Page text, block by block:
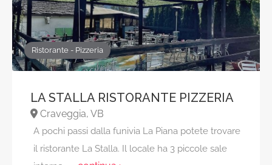
Ristorante - Pizzeria
LA STALLA RISTORANTE PIZZERIA
Craveggia, VB
A pochi passi dalla funivia La Piana potete trovare
il ristorante La Stalla. Il locale ha 3 piccole sale